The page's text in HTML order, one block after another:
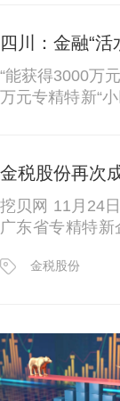
四川：金融“活
“能获得3000万
万元专精特新“小
金税股份再次
挖贝网 11月24
广东省专精特
金税股份